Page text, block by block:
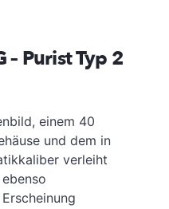
Purist Typ 2
einem 40
und dem in
verleiht